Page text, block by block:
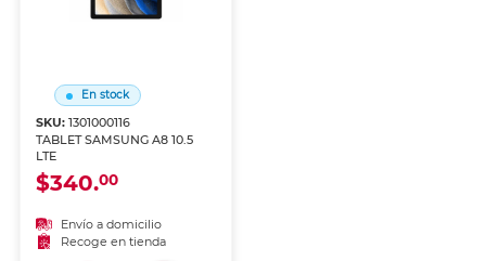
En stock
SKU:1301000116
TABLET SAMSUNG A8 10.5
LTE
$340.00
Envío a domicilio
Recoge en tienda